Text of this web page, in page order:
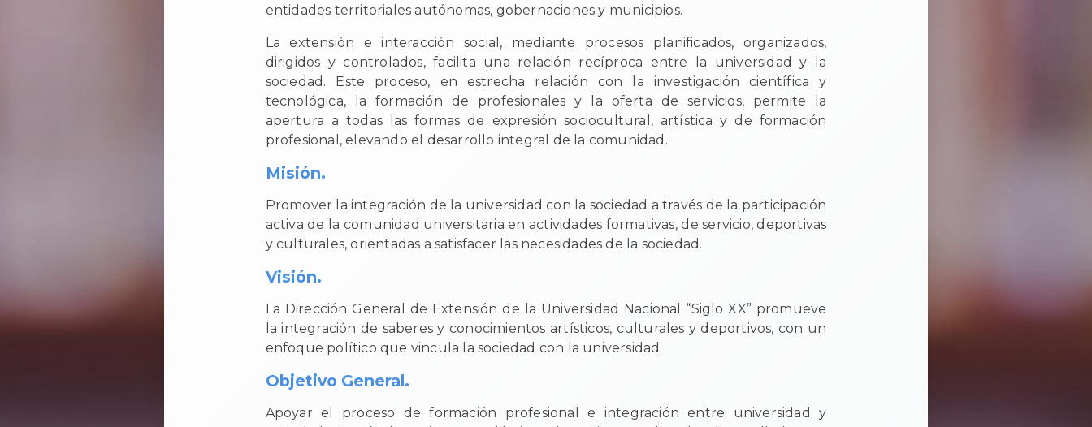
entidades territoriales autónomas, gobernaciones y municipios.
La extensión e interacción social, mediante procesos planificados, organizados,
dirigidos y controlados, facilita una relación recíproca entre la universidad y la
sociedad. Este proceso, en estrecha relación con la investigación científica y
tecnológica, la formación de profesionales y la oferta de servicios, permite la
apertura a todas las formas de expresión sociocultural, artística y de formación
profesional, elevando el desarrollo integral de la comunidad.
Misión.
Promover la integración de la universidad con la sociedad a través de la participación
activa de la comunidad universitaria en actividades formativas, de servicio, deportivas
y culturales, orientadas a satisfacer las necesidades de la sociedad.
Visión.
La Dirección General de Extensión de la Universidad Nacional “Siglo XX” promueve
la integración de saberes y conocimientos artísticos, culturales y deportivos, con un
enfoque político que vincula la sociedad con la universidad.
Objetivo General.
Apoyar el proceso de formación profesional e integración entre universidad y